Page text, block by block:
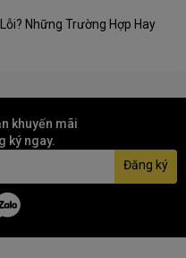
Những Trường Hợp Hay
khuyến mãi
ký ngay.
Đăng ký